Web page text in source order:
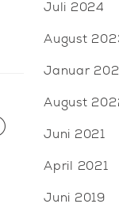
Juli 2024
August
Januar
August
Juni 2021
April 2021
Juni 2019